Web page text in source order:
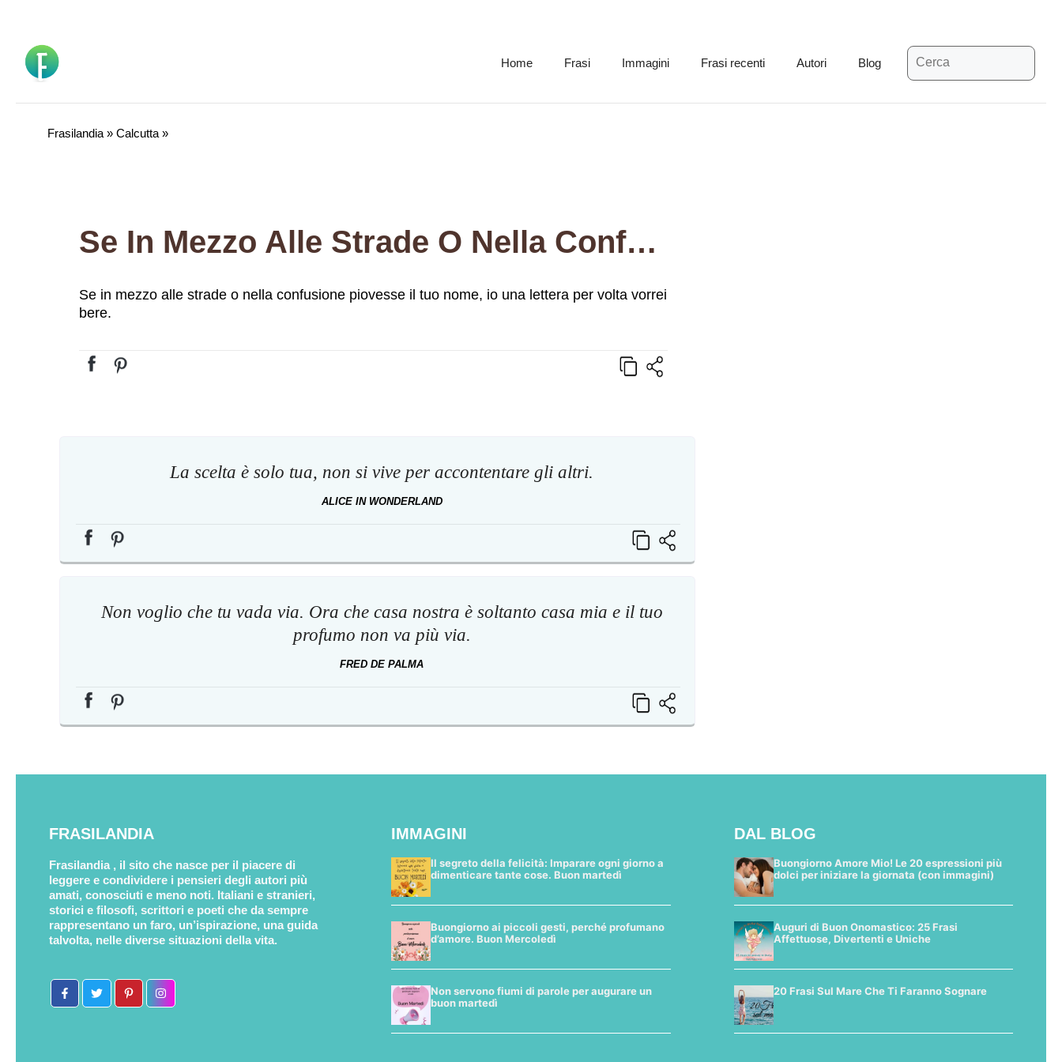
contenuto
Home Frasi Immagini Frasi recenti Autori Blog
Ricerca
per:
Frasilandia »Calcutta »
Se In Mezzo Alle Strade O Nella Confusione Piovesse Il Tuo Nome, Io Una Lettera Per Volta Vorrei Bere.
Se in mezzo alle strade o nella confusione piovesse il tuo nome, io una lettera per volta vorrei
bere.
La scelta è solo tua, non si vive per accontentare gli altri.
ALICE IN WONDERLAND
Non voglio che tu vada via. Ora che casa nostra è soltanto casa mia e il tuo
profumo non va più via.
FRED DE PALMA
FRASILANDIA
Frasilandia , il sito che nasce per il piacere di
leggere e condividere i pensieri degli autori più
amati, conosciuti e meno noti. Italiani e stranieri,
storici e filosofi, scrittori e poeti che da sempre
rappresentano un faro, un’ispirazione, una guida
talvolta, nelle diverse situazioni della vita.
IMMAGINI
Il segreto della felicità: Imparare ogni giorno a
dimenticare tante cose. Buon martedì
Buongiorno ai piccoli gesti, perché profumano
d’amore. Buon Mercoledì
Non servono fiumi di parole per augurare un
buon martedì
DAL BLOG
Buongiorno Amore Mio! Le 20 espressioni più
dolci per iniziare la giornata (con immagini)
Auguri di Buon Onomastico: 25 Frasi
Affettuose, Divertenti e Uniche
20 Frasi Sul Mare Che Ti Faranno Sognare